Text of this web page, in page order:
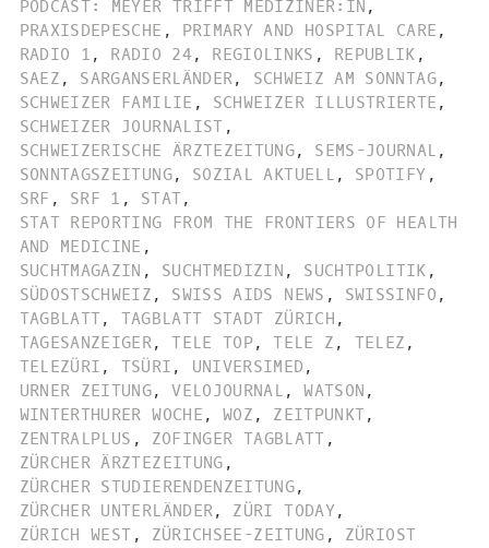
PODCAST: MEYER TRIFFT MEDIZINER:IN ,
PRAXISDEPESCHE , PRIMARY AND HOSPITAL CARE ,
RADIO 1 , RADIO 24, REGIOLINKS , REPUBLIK ,
SAEZ , SARGANSERLÄNDER, SCHWEIZ AM SONNTAG,
SCHWEIZER FAMILIE , SCHWEIZER ILLUSTRIERTE ,
SCHWEIZER JOURNALIST ,
SCHWEIZERISCHE ÄRZTEZEITUNG, SEMS-JOURNAL ,
SONNTAGSZEITUNG, SOZIAL AKTUELL , SPOTIFY ,
SRF , SRF 1 , STAT,
STAT REPORTING FROM THE FRONTIERS OF HEALTH
AND MEDICINE ,
SUCHTMAGAZIN , SUCHTMEDIZIN , SUCHTPOLITIK ,
SÜDOSTSCHWEIZ , SWISS AIDS NEWS , SWISSINFO ,
TAGBLATT, TAGBLATT STADT ZÜRICH ,
TAGESANZEIGER, TELE TOP, TELE Z , TELEZ ,
TELEZÜRI , TSÜRI , UNIVERSIMED ,
URNER ZEITUNG, VELOJOURNAL , WATSON ,
WINTERTHURER WOCHE , WOZ , ZEITPUNKT,
ZENTRALPLUS , ZOFINGER TAGBLATT ,
ZÜRCHER ÄRZTEZEITUNG ,
ZÜRCHER STUDIERENDENZEITUNG,
ZÜRCHER UNTERLÄNDER, ZÜRI TODAY,
ZÜRICH WEST , ZÜRICHSEE-ZEITUNG , ZÜRIOST